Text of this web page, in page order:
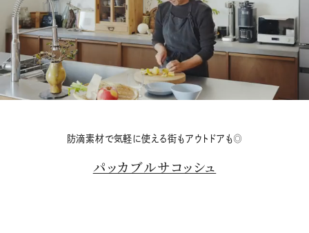
防滴素材で気軽に使える街もアウトドアも◎
パッカブルサコッシュ